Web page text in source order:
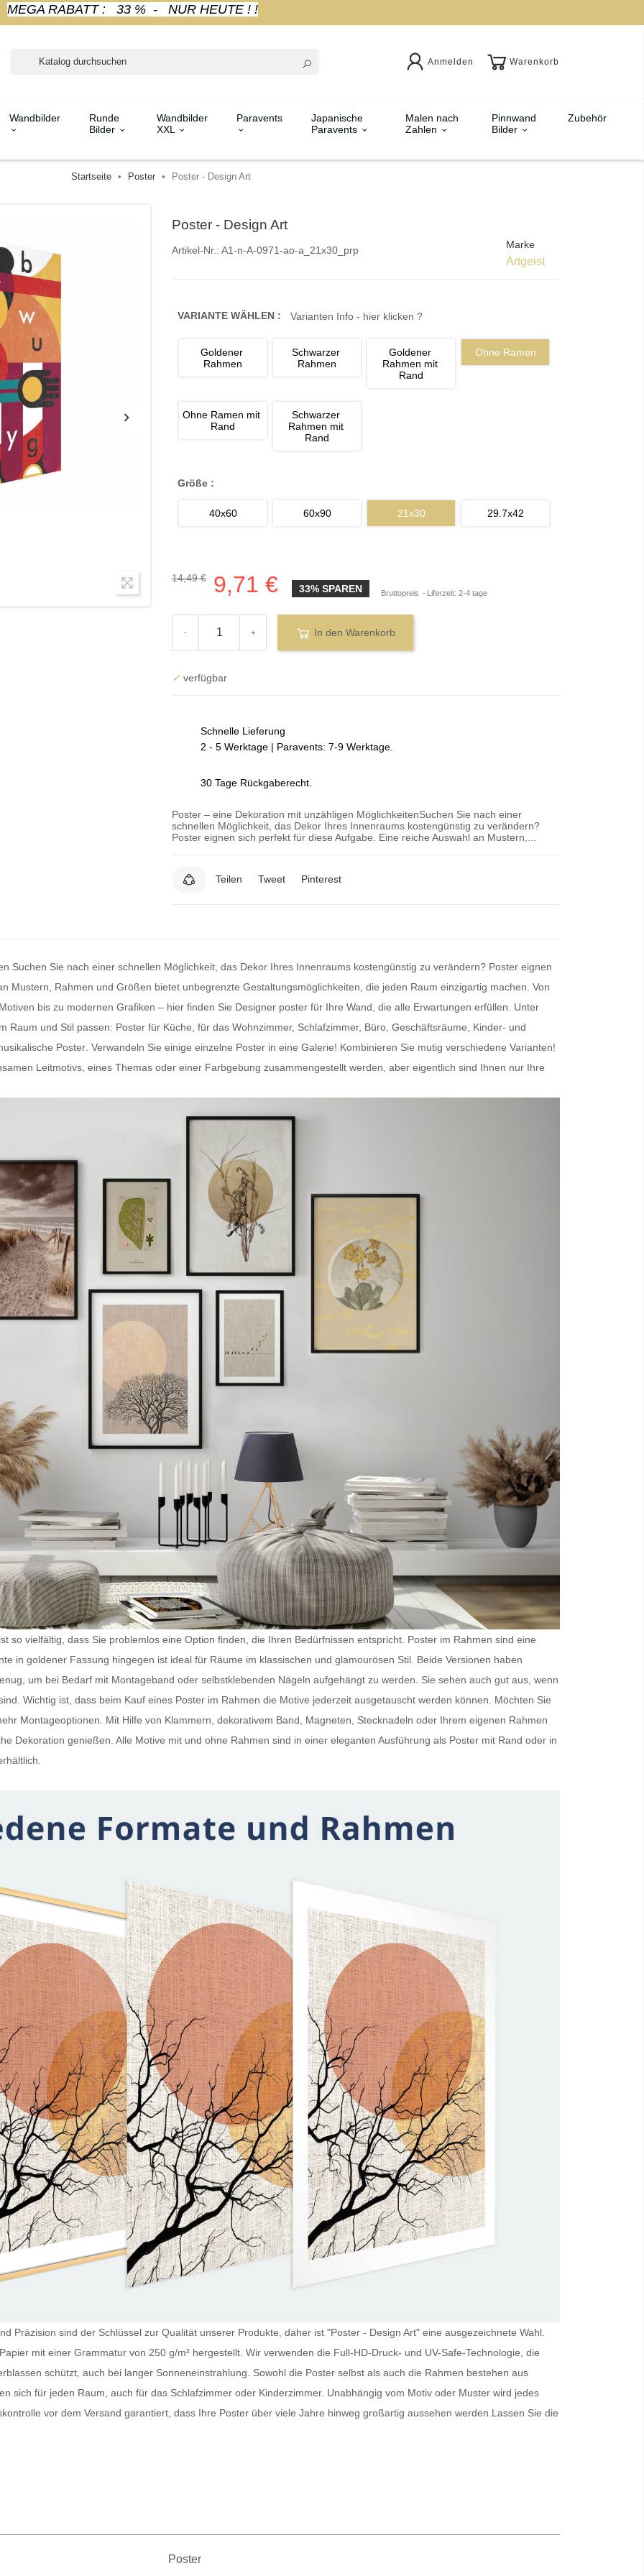
MEGA RABATT : 33 % - NUR HEUTE ! !
Anmelden Warenkorb
Wandbilder
Runde
Bilder
Wandbilder
XXL
Paravents
Japanische
Paravents
Malen nach
Zahlen
Pinnwand
Bilder
Zubehör
Startseite Poster Poster - Design Art
Poster - Design Art
Artikel-Nr.: A1-n-A-0971-ao-a_21x30_prp Marke
Artgeist
VARIANTE WÄHLEN : Varianten Info - hier klicken ?
Goldener
Rahmen
Schwarzer
Rahmen
Goldener
Rahmen mit
Rand
Ohne Ramen
Ohne Ramen mit
Rand
Schwarzer
Rahmen mit
Rand
Größe :
40x60 60x90 21x30 29.7x42
14,49 € 9,71 € 33% SPAREN Bruttopreis Liferzeit: 2-4 tage
- + In den Warenkorb
✓ verfügbar
Schnelle Lieferung
2 - 5 Werktage | Paravents: 7-9 Werktage.
30 Tage Rückgaberecht.
Poster – eine Dekoration mit unzähligen MöglichkeitenSuchen Sie nach einer
schnellen Möglichkeit, das Dekor Ihres Innenraums kostengünstig zu verändern?
Poster eignen sich perfekt für diese Aufgabe. Eine reiche Auswahl an Mustern,...
Teilen Tweet Pinterest
Suchen Sie nach einer schnellen Möglichkeit, das Dekor Ihres Innenraums kostengünstig zu verändern? Poster eignen
Mustern, Rahmen und Größen bietet unbegrenzte Gestaltungsmöglichkeiten, die jeden Raum einzigartig machen. Von
bis zu modernen Grafiken – hier finden Sie Designer poster für Ihre Wand , die alle Erwartungen erfüllen. Unter
Raum und Stil passen: Poster für Küche , für das Wohnzimmer, Schlafzimmer, Büro, Geschäftsräume, Kinder- und
Poster . Verwandeln Sie einige einzelne Poster in eine Galerie! Kombinieren Sie mutig verschiedene Varianten!
Leitmotivs, eines Themas oder einer Farbgebung zusammengestellt werden, aber eigentlich sind Ihnen nur Ihre
so vielfältig, dass Sie problemlos eine Option finden, die Ihren Bedürfnissen entspricht. Poster im Rahmen sind eine
in goldener Fassung hingegen ist ideal für Räume im klassischen und glamourösen Stil. Beide Versionen haben
um bei Bedarf mit Montageband oder selbstklebenden Nägeln aufgehängt zu werden. Sie sehen auch gut aus, wenn
Wichtig ist, dass beim Kauf eines Poster im Rahmen die Motive jederzeit ausgetauscht werden können. Möchten Sie
Montageoptionen. Mit Hilfe von Klammern, dekorativem Band, Magneten, Stecknadeln oder Ihrem eigenen Rahmen
Dekoration genießen. Alle Motive mit und ohne Rahmen sind in einer eleganten Ausführung als Poster mit Rand oder in
Präzision sind der Schlüssel zur Qualität unserer Produkte, daher ist "Poster - Design Art" eine ausgezeichnete Wahl.
mit einer Grammatur von 250 g/m² hergestellt. Wir verwenden die Full-HD-Druck- und UV-Safe-Technologie, die
schützt, auch bei langer Sonneneinstrahlung. Sowohl die Poster selbst als auch die Rahmen bestehen aus
sich für jeden Raum, auch für das Schlafzimmer oder Kinderzimmer. Unabhängig vom Motiv oder Muster wird jedes
vor dem Versand garantiert, dass Ihre Poster über viele Jahre hinweg großartig aussehen werden. Lassen Sie die
Poster